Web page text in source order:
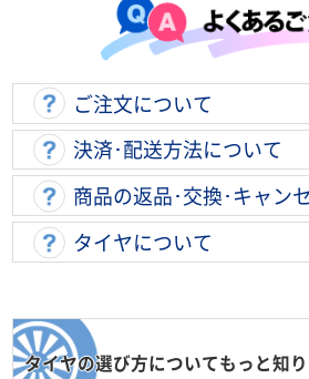
ご注文について
決済･配送方法について
商品の返品･交換･キャン
タイヤについて
タイヤの選び方についてもっと知